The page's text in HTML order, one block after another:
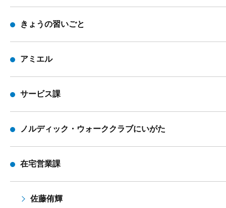
きょうの習いごと
アミエル
サービス課
ノルディック・ウォーククラブにいがた
在宅営業課
佐藤侑輝